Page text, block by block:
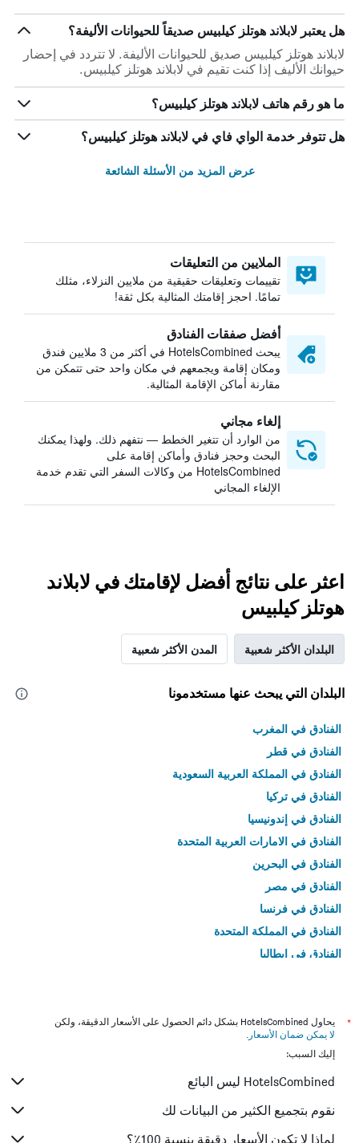
هل يعتبر لابلاند هوتلز كيلبيس صديقاً للحيوانات الأليفة؟
لابلاند هوتلز كيلبيس صديق للحيوانات الأليفة. لا تتردد في إحضار
حيوانك الأليف إذا كنت تقيم في لابلاند هوتلز كيلبيس.
ما هو رقم هاتف لابلاند هوتلز كيلبيس؟
هل تتوفر خدمة الواي فاي في لابلاند هوتلز كيلبيس؟
عرض المزيد من الأسئلة الشائعة
الملايين من التعليقات
تقييمات وتعليقات حقيقية من ملايين النزلاء، مثلك
تمامًا. احجز إقامتك المثالية بكل ثقة!
أفضل صفقات الفنادق
يبحث HotelsCombined في أكثر من 3 ملايين فندق
ومكان إقامة ويجمعهم في مكان واحد حتى تتمكن من
مقارنة أماكن الإقامة المثالية.
إلغاء مجاني
من الوارد أن تتغير الخطط — نتفهم ذلك. ولهذا يمكنك
البحث وحجز فنادق وأماكن إقامة على
HotelsCombined من وكالات السفر التي تقدم خدمة
الإلغاء المجاني
اعثر على نتائج أفضل لإقامتك في لابلاند
هوتلز كيلبيس
البلدان الأكثر شعبية المدن الأكثر شعبية
البلدان التي يبحث عنها مستخدمونا
الفنادق في المغرب
الفنادق في قطر
الفنادق في المملكة العربية السعودية
الفنادق في تركيا
الفنادق في إندونيسيا
الفنادق في الامارات العربية المتحدة
الفنادق في البحرين
الفنادق في مصر
الفنادق في فرنسا
الفنادق في المملكة المتحدة
الفنادق في إيطاليا
*
يحاول HotelsCombined بشكل دائم الحصول على الأسعار الدقيقة، ولكن
لا يمكن ضمان الأسعار .
إليك السبب:
HotelsCombined ليس البائع
نقوم بتجميع الكثير من البيانات لك
لماذا لا تكون الأسعار دقيقة بنسبة 100٪؟